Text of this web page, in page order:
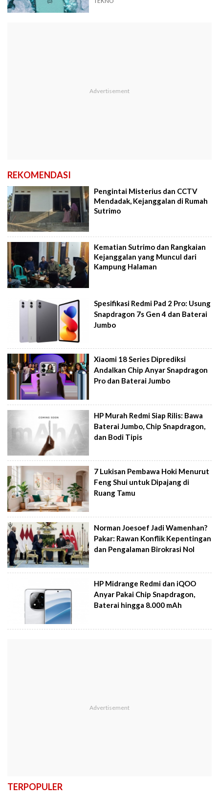
REKOMENDASI
Pengintai Misterius dan CCTV
Mendadak, Kejanggalan di Rumah
Sutrimo
Kematian Sutrimo dan Rangkaian
Kejanggalan yang Muncul dari
Kampung Halaman
Spesifikasi Redmi Pad 2 Pro: Usung
Snapdragon 7s Gen 4 dan Baterai
Jumbo
Xiaomi 18 Series Diprediksi
Andalkan Chip Anyar Snapdragon
Pro dan Baterai Jumbo
HP Murah Redmi Siap Rilis: Bawa
Baterai Jumbo, Chip Snapdragon,
dan Bodi Tipis
7 Lukisan Pembawa Hoki Menurut
Feng Shui untuk Dipajang di
Ruang Tamu
Norman Joesoef Jadi Wamenhan?
Pakar: Rawan Konflik Kepentingan
dan Pengalaman Birokrasi Nol
HP Midrange Redmi dan iQOO
Anyar Pakai Chip Snapdragon,
Baterai hingga 8.000 mAh
TERPOPULER